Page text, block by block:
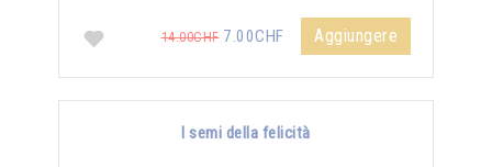
14.00CHF7.00CHF Aggiungere
I semi della felicità